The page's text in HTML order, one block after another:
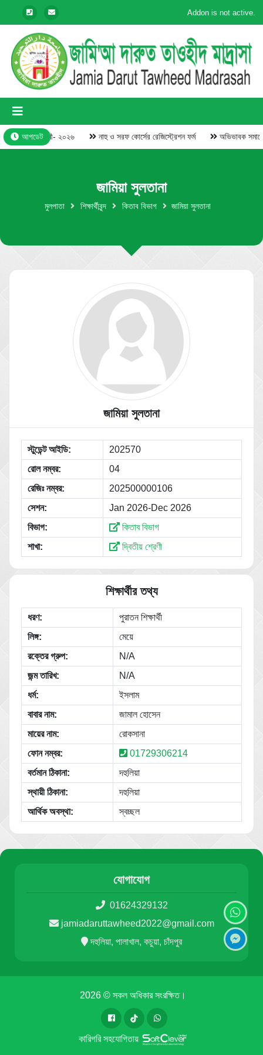
Addon is not active.
আপডেট
পুরস্কার বিতরণী- ২০২৬ নাহু ও সরফ কোর্সের রেজিস্ট্রেশন ফর্ম অভিভাবক
জামিয়া সুলতানা
মুলপাতা শিক্ষার্থীবৃন্দ কিতাব বিভাগ জামিয়া সুলতানা
জামিয়া সুলতানা
স্টুডেন্ট আইডি:
202570
রোল নম্বর:
04
রেজিঃ নম্বর:
202500000106
সেশন:
Jan 2026-Dec 2026
বিভাগ:
কিতাব বিভাগ
শাখা:
দ্বিতীয় শ্রেণী
শিক্ষার্থীর তথ্য
ধরণ:
পুরাতন শিক্ষার্থী
লিঙ্গ:
মেয়ে
রক্তের গ্রুপ:
N/A
জন্ম তারিখ:
N/A
ধর্ম:
ইসলাম
বাবার নাম:
জামাল হোসেন
মায়ের নাম:
রোকসানা
ফোন নম্বর:
01729306214
বর্তমান ঠিকানা:
দহুলিয়া
স্থায়ী ঠিকানা:
দহুলিয়া
আর্থিক অবস্থা:
স্বচ্ছল
যোগাযোগ
01624329132
jamiadaruttawheed2022@gmail.com
দহুলিয়া, পালাখাল, কচুয়া, চাঁদপুর
2026 © সকল অধিকার সংরক্ষিত।
কারিগরি সহযোগিতায়